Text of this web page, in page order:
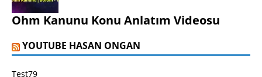
Ohm Kanunu Konu Anlatım Videosu
YOUTUBE HASAN ONGAN
Test79